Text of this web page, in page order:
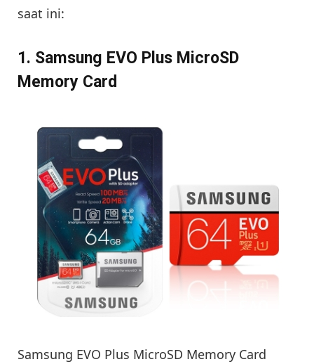
saat ini:
1. Samsung EVO Plus MicroSD
Memory Card
Samsung EVO Plus MicroSD Memory Card